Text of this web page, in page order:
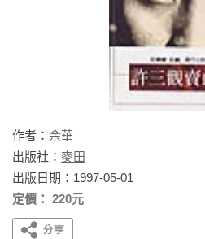
作者： 余華
出版社： 麥田
出版日期：1997-05-01
定價： 220元